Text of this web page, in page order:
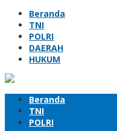
Beranda
TNI
POLRI
DAERAH
HUKUM
Beranda
TNI
POLRI